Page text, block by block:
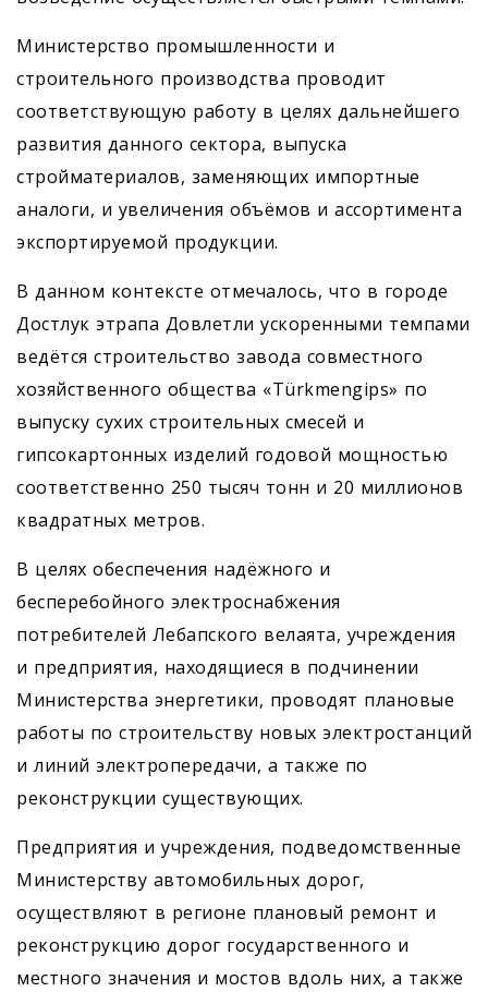
Министерство промышленности и
строительного производства проводит
соответствующую работу в целях дальнейшего
развития данного сектора, выпуска
стройматериалов, заменяющих импортные
аналоги, и увеличения объёмов и ассортимента
экспортируемой продукции.
В данном контексте отмечалось, что в городе
Достлук этрапа Довлетли ускоренными темпами
ведётся строительство завода совместного
хозяйственного общества «Türkmengips» по
выпуску сухих строительных смесей и
гипсокартонных изделий годовой мощностью
соответственно 250 тысяч тонн и 20 миллионов
квадратных метров.
В целях обеспечения надёжного и
бесперебойного электроснабжения
потребителей Лебапского велаята, учреждения
и предприятия, находящиеся в подчинении
Министерства энергетики, проводят плановые
работы по строительству новых электростанций
и линий электропередачи, а также по
реконструкции существующих.
Предприятия и учреждения, подведомственные
Министерству автомобильных дорог,
осуществляют в регионе плановый ремонт и
реконструкцию дорог государственного и
местного значения и мостов вдоль них, а также